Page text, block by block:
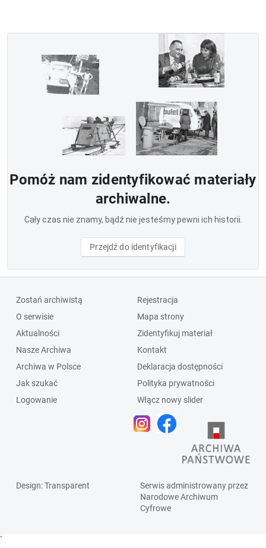
Pomóż nam zidentyfikować materiały
archiwalne.
Cały czas nie znamy, bądź nie jesteśmy pewni ich historii.
Przejdź do identyfikacji
Zostań archiwistą
O serwisie
Aktualności
Nasze Archiwa
Archiwa w Polsce
Jak szukać
Logowanie
Rejestracja
Mapa strony
Zidentyfikuj materiał
Kontakt
Deklaracja dostępności
Polityka prywatności
Włącz nowy slider
Design: Transparent
Serwis administrowany przez
Narodowe Archiwum
Cyfrowe
`